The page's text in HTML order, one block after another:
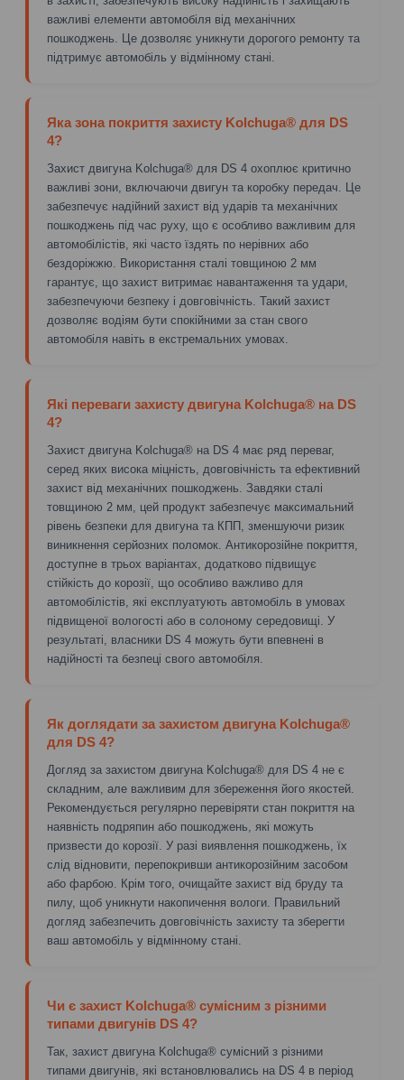
важливі елементи автомобіля від механічних
пошкоджень. Це дозволяє уникнути дорогого ремонту та
підтримує автомобіль у відмінному стані.
Яка зона покриття захисту Kolchuga® для DS
4?
Захист двигуна Kolchuga® для DS 4 охоплює критично
важливі зони, включаючи двигун та коробку передач. Це
забезпечує надійний захист від ударів та механічних
пошкоджень під час руху, що є особливо важливим для
автомобілістів, які часто їздять по нерівних або
бездоріжжю. Використання сталі товщиною 2 мм
гарантує, що захист витримає навантаження та удари,
забезпечуючи безпеку і довговічність. Такий захист
дозволяє водіям бути спокійними за стан свого
автомобіля навіть в екстремальних умовах.
Які переваги захисту двигуна Kolchuga® на DS
4?
Захист двигуна Kolchuga® на DS 4 має ряд переваг,
серед яких висока міцність, довговічність та ефективний
захист від механічних пошкоджень. Завдяки сталі
товщиною 2 мм, цей продукт забезпечує максимальний
рівень безпеки для двигуна та КПП, зменшуючи ризик
виникнення серйозних поломок. Антикорозійне покриття,
доступне в трьох варіантах, додатково підвищує
стійкість до корозії, що особливо важливо для
автомобілістів, які експлуатують автомобіль в умовах
підвищеної вологості або в солоному середовищі. У
результаті, власники DS 4 можуть бути впевнені в
надійності та безпеці свого автомобіля.
Як доглядати за захистом двигуна Kolchuga®
для DS 4?
Догляд за захистом двигуна Kolchuga® для DS 4 не є
складним, але важливим для збереження його якостей.
Рекомендується регулярно перевіряти стан покриття на
наявність подряпин або пошкоджень, які можуть
призвести до корозії. У разі виявлення пошкоджень, їх
слід відновити, перепокривши антикорозійним засобом
або фарбою. Крім того, очищайте захист від бруду та
пилу, щоб уникнути накопичення вологи. Правильний
догляд забезпечить довговічність захисту та зберегти
ваш автомобіль у відмінному стані.
Чи є захист Kolchuga® сумісним з різними
типами двигунів DS 4?
Так, захист двигуна Kolchuga® сумісний з різними
типами двигунів, які встановлювались на DS 4 в період